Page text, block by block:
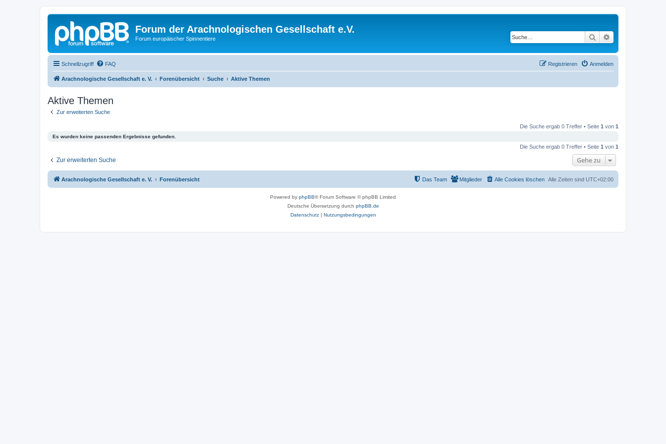
Forum der Arachnologischen Gesellschaft e.V.
Forum europäischer Spinnentiere Suche
Schnellzugriff FAQ Anmelden
Registrieren
Arachnologische Gesellschaft e. V. Forenübersicht Suche Aktive Themen
Aktive Themen
Zur erweiterten Suche
Die Suche ergab 0 Treffer • Seite 1 von 1
Es wurden keine passenden Ergebnisse gefunden.
Die Suche ergab 0 Treffer • Seite 1 von 1
Zur erweiterten Suche Gehe zu
Arachnologische Gesellschaft e. V. Forenübersicht Alle Zeiten sind UTC+02:00
Alle Cookies löschen
Mitglieder
Das Team
Powered by phpBB® Forum Software © phpBB Limited
Deutsche Übersetzung durch phpBB.de
Datenschutz| Nutzungsbedingungen